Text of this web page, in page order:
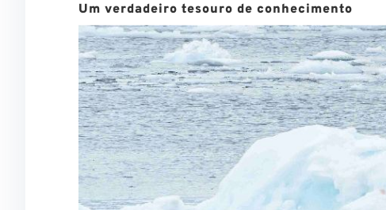
Um verdadeiro tesouro de conhecimento